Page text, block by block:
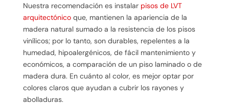
Nuestra recomendación es instalar pisos de LVT
arquitectónicoque, mantienen la apariencia de la
madera natural sumado a la resistencia de los pisos
vinílicos; por lo tanto, son durables, repelentes a la
humedad, hipoalergénicos, de fácil mantenimiento y
económicos, a comparación de un piso laminado o de
madera dura. En cuánto al color, es mejor optar por
colores claros que ayudan a cubrir los rayones y
abolladuras.